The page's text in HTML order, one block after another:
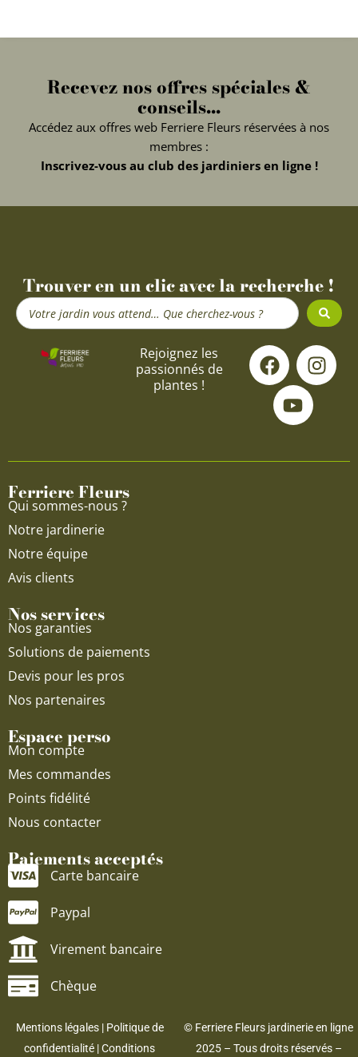
Recevez nos offres spéciales &
conseils...
Accédez aux offres web Ferriere Fleurs réservées à nos
membres :
Inscrivez-vous au club des jardiniers en ligne !
Trouver en un clic avec la recherche !
Search
...
Rejoignez les
passionnés de
plantes !
F
a
c
e
o
I
n
s
g
Y
o
u
t
u
b
Ferriere Fleurs
Qui sommes-nous ?
Notre jardinerie
Notre équipe
Avis clients
Nos services
Nos garanties
Solutions de paiements
Devis pour les pros
Nos partenaires
Espace perso
Mon compte
Mes commandes
Points fidélité
Nous contacter
Paiements acceptés
Carte bancaire
Paypal
Virement bancaire
Chèque
Mentions légales| Politique de
confidentialité |Conditions
© Ferriere Fleurs jardinerie en ligne
2025 – Tous droits réservés –